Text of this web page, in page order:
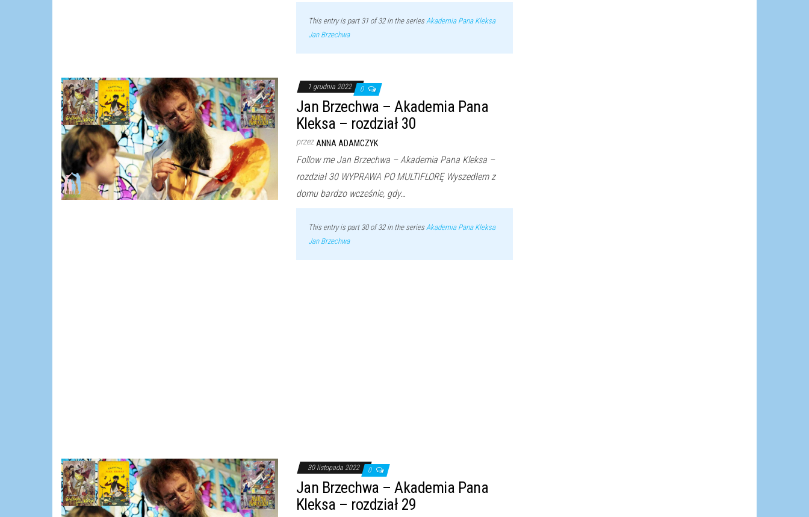
This entry is part 31 of 32 in the seriesAkademia Pana Kleksa
Jan Brzechwa
1 grudnia 2022 0
Jan Brzechwa – Akademia Pana
Kleksa – rozdział 30
przez ANNA ADAMCZYK
Follow me Jan Brzechwa – Akademia Pana Kleksa –
rozdział 30 WYPRAWA PO MULTIFLORĘ Wyszedłem z
domu bardzo wcześnie, gdy…
This entry is part 30 of 32 in the seriesAkademia Pana Kleksa
Jan Brzechwa
30 listopada 2022 0
Jan Brzechwa – Akademia Pana
Kleksa – rozdział 29